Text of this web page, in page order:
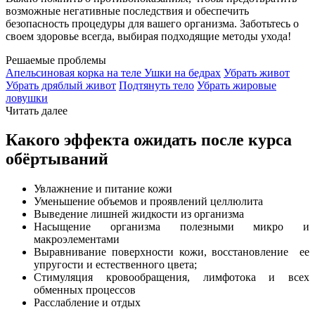
возможные негативные последствия и обеспечить
безопасность процедуры для вашего организма. Заботьтесь о
своем здоровье всегда, выбирая подходящие методы ухода!
Решаемые проблемы
Апельсиновая корка на теле Ушки на бедрах Убрать живот
Убрать дряблый живот Подтянуть тело Убрать жировые
ловушки
Читать далее
Какого эффекта ожидать после курса
обёртываний
Увлажнение и питание кожи
Уменьшение объемов и проявлений целлюлита
Выведение лишней жидкости из организма
Насыщение организма полезными микро и
макроэлементами
Выравнивание поверхности кожи, восстановление ее
упругости и естественного цвета;
Стимуляция кровообращения, лимфотока и всех
обменных процессов
Расслабление и отдых